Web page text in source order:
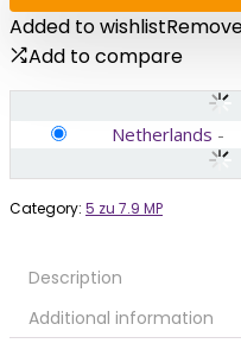
Added to wishlist
Add to compare
Netherlands -
Category: 5 zu 7.9 MP
Description
Additional information